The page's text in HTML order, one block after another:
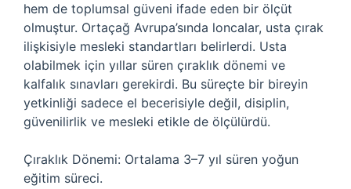
hem de toplumsal güveni ifade eden bir ölçüt
olmuştur. Ortaçağ Avrupa’sında loncalar, usta çırak
ilişkisiyle mesleki standartları belirlerdi. Usta
olabilmek için yıllar süren çıraklık dönemi ve
kalfalık sınavları gerekirdi. Bu süreçte bir bireyin
yetkinliği sadece el becerisiyle değil, disiplin,
güvenilirlik ve mesleki etikle de ölçülürdü.
Çıraklık Dönemi: Ortalama 3–7 yıl süren yoğun
eğitim süreci.